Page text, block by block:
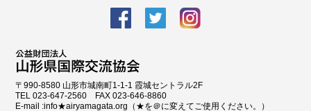
facebook Twitter
〒990-8580 山形市城南町1-1-1 霞城セントラル2F
TEL 023-647-2560 FAX 023-646-8860
E-mail :info★airyamagata.org（★を＠に変えてご使用ください。）